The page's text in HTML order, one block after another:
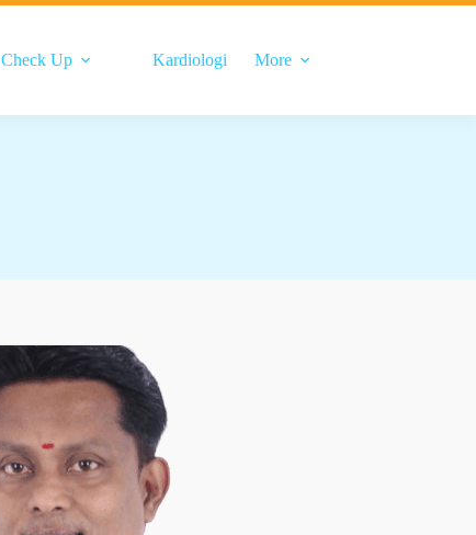
Up Kardiologi More